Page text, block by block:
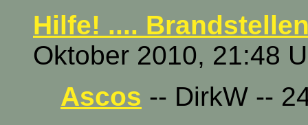
Hilfe! ....
Oktober 2010, 21:48
Ascos -- DirkW --